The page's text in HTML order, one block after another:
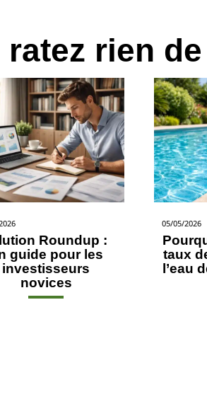
ratez rien
Roundup :
guide pour les
investisseurs
novices
05/05/2026
taux
l’eau